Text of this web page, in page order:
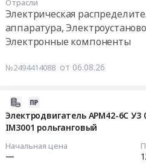
Отрасли
Электрическая
аппаратура,
Электронные компоненты
№2494414088 от 06.08.26
Электродвигатель АРМ42-6С У3
IM3001 рольганговый
Начальная цена
—